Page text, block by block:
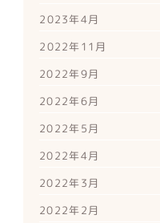
2023年4月
2022年11月
2022年9月
2022年6月
2022年5月
2022年4月
2022年3月
2022年2月